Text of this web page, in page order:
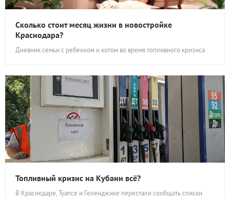
Сколько стоит месяц жизни в новостройке
Краснодара?
Дневник семьи с ребенком и котом во время топливного кризиса
Топливный кризис на Кубани всё?
В Краснодаре, Туапсе и Геленджике перестали сообщать списки